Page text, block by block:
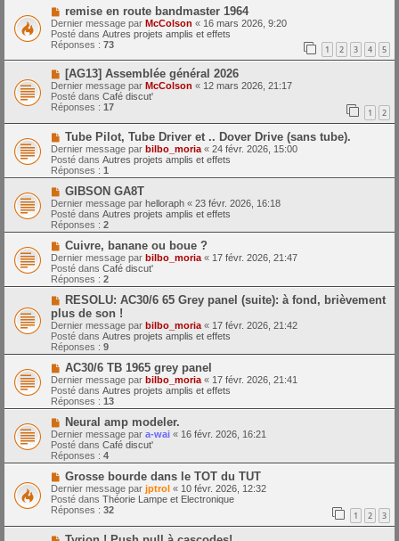
s
a
g
e
a
u
m
e
s
s
a
g
e
N
o
u
v
e
a
m
e
s
s
a
g
e
remise en route bandmaster 1964
Dernier message par McColson « 16 mars 2026, 9:20
Posté dans Autres projets amplis et effets
Réponses : 73 1 2 3 4 5
N
o
u
v
e
a
u
m
e
s
s
a
g
e
[AG13] Assemblée général 2026
Dernier message par McColson « 12 mars 2026, 21:17
Posté dans Café discut'
Réponses : 17 1 2
N
o
u
v
e
a
m
e
s
s
a
g
e
Tube Pilot, Tube Driver et .. Dover Drive (sans tube).
Dernier message par bilbo_moria « 24 févr. 2026, 15:00
Posté dans Autres projets amplis et effets
Réponses : 1
N
o
u
v
e
a
m
e
s
s
a
g
e
GIBSON GA8T
Dernier message par helloraph « 23 févr. 2026, 16:18
Posté dans Autres projets amplis et effets
Réponses : 2
N
o
u
v
e
a
u
m
e
s
s
g
e
Cuivre, banane ou boue ?
Dernier message par bilbo_moria « 17 févr. 2026, 21:47
Posté dans Café discut'
Réponses : 2
N
u
v
e
a
m
e
s
s
a
g
e
RESOLU: AC30/6 65 Grey panel (suite): à fond, brièvement
plus de son !
Dernier message par bilbo_moria « 17 févr. 2026, 21:42
Posté dans Autres projets amplis et effets
Réponses : 9
N
o
u
v
e
a
u
m
e
s
s
a
g
e
AC30/6 TB 1965 grey panel
Dernier message par bilbo_moria « 17 févr. 2026, 21:41
Posté dans Autres projets amplis et effets
Réponses : 13
N
o
u
v
e
a
m
e
s
s
a
Neural amp modeler.
Dernier message par a-wai « 16 févr. 2026, 16:21
Posté dans Café discut'
Réponses : 4
N
o
u
v
e
a
u
Grosse bourde dans le TOT du TUT
Dernier message par jptrol « 10 févr. 2026, 12:32
Posté dans Théorie Lampe et Electronique
Réponses : 32 1 2 3
N